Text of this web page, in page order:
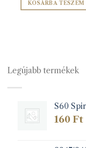
KOSÁRBA TESZEM
Legújabb termékek
S60
160 Ft